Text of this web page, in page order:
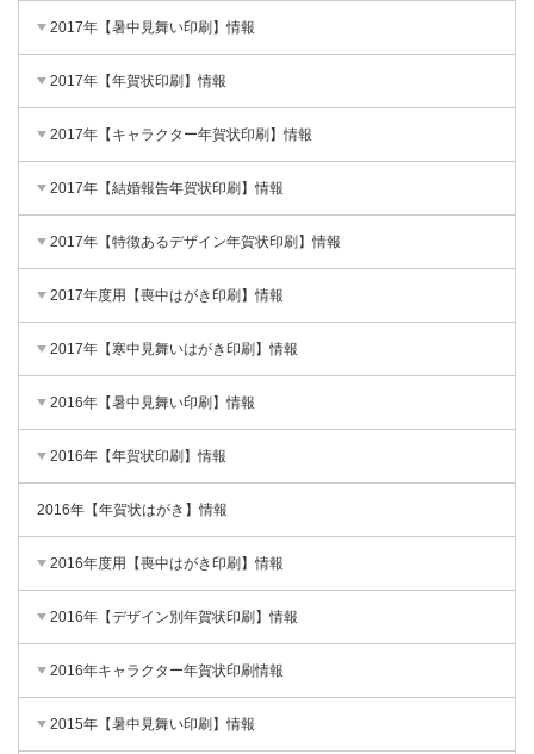
2017年【暑中見舞い印刷】情報
2017年【年賀状印刷】情報
2017年【キャラクター年賀状印刷】情報
2017年【結婚報告年賀状印刷】情報
2017年【特徴あるデザイン年賀状印刷】情報
2017年度用【喪中はがき印刷】情報
2017年【寒中見舞いはがき印刷】情報
2016年【暑中見舞い印刷】情報
2016年【年賀状印刷】情報
2016年【年賀状はがき】情報
2016年度用【喪中はがき印刷】情報
2016年【デザイン別年賀状印刷】情報
2016年キャラクター年賀状印刷情報
2015年【暑中見舞い印刷】情報